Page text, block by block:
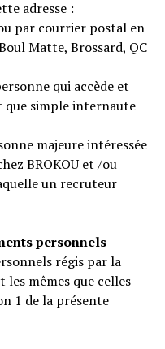
adresse :
par courrier postal en
Matte, Brossard, QC
qui accède et
que simple internaute
majeure intéressée
BROKOU et /ou
un recruteur
personnels
régis par la
mêmes que celles
1 de la présente